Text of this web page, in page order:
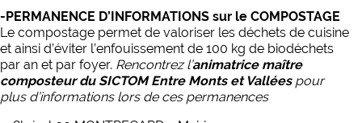
-PERMANENCE D’INFORMATIONS sur le COMPOSTAGE
Le compostage permet de valoriser les déchets de cuisine
et ainsi d’éviter l’enfouissement de 100 kg de biodéchets
par an et par foyer. Rencontrez l’animatrice maître
composteur du SICTOM Entre Monts et Valléespour
plus d’informations lors de ces permanences